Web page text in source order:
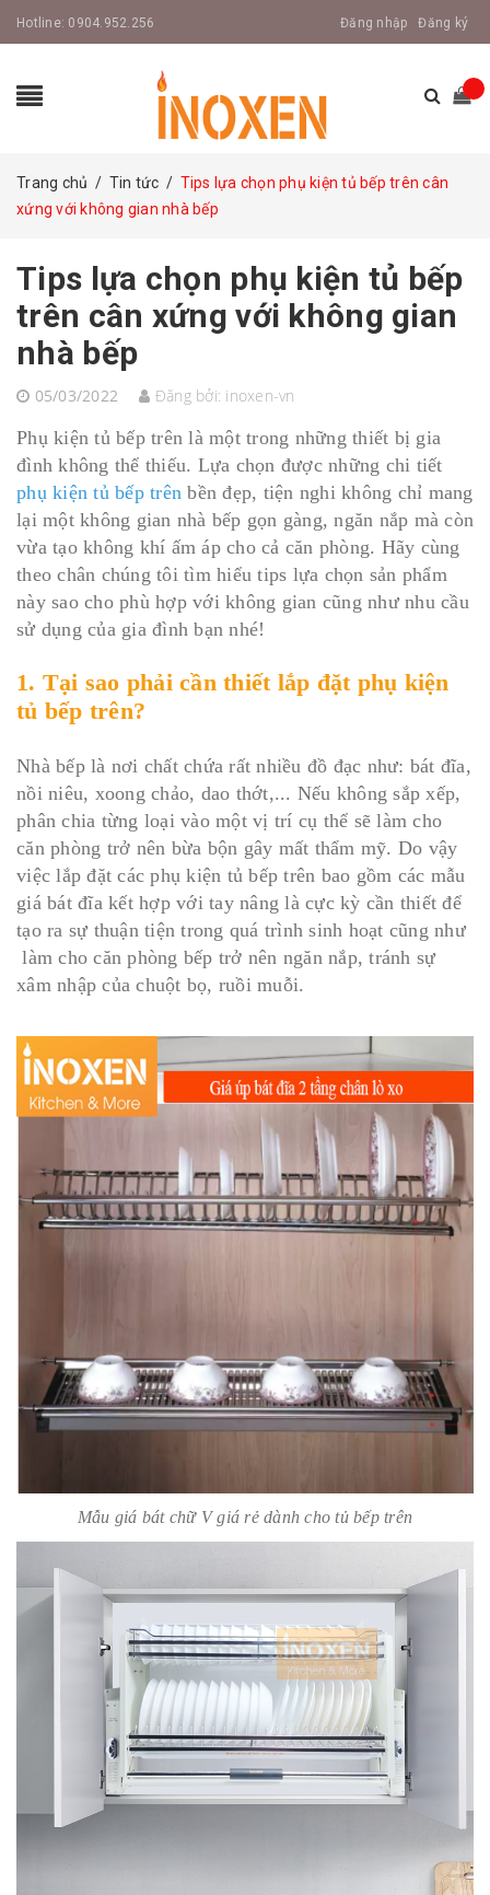
Hotline: 0904.952.256 Đăng nhập Đăng ký
Trang chủ / Tin tức / Tips lựa chọn phụ kiện tủ bếp trên cân
xứng với không gian nhà bếp
Tips lựa chọn phụ kiện tủ bếp
trên cân xứng với không gian
nhà bếp
05/03/2022 Đăng bởi: inoxen-vn
Phụ kiện tủ bếp trên là một trong những thiết bị gia
đình không thể thiếu. Lựa chọn được những chi tiết
phụ kiện tủ bếp trên bền đẹp, tiện nghi không chỉ mang
lại một không gian nhà bếp gọn gàng, ngăn nắp mà còn
vừa tạo không khí ấm áp cho cả căn phòng. Hãy cùng
theo chân chúng tôi tìm hiểu tips lựa chọn sản phẩm
này sao cho phù hợp với không gian cũng như nhu cầu
sử dụng của gia đình bạn nhé!
1. Tại sao phải cần thiết lắp đặt phụ kiện
tủ bếp trên?
Nhà bếp là nơi chất chứa rất nhiều đồ đạc như: bát đĩa,
nồi niêu, xoong chảo, dao thớt,... Nếu không sắp xếp,
phân chia từng loại vào một vị trí cụ thể sẽ làm cho
căn phòng trở nên bừa bộn gây mất thẩm mỹ. Do vậy
việc lắp đặt các phụ kiện tủ bếp trên bao gồm các mẫu
giá bát đĩa kết hợp với tay nâng là cực kỳ cần thiết để
tạo ra sự thuận tiện trong quá trình sinh hoạt cũng như
làm cho căn phòng bếp trở nên ngăn nắp, tránh sự
xâm nhập của chuột bọ, ruồi muỗi.
Mẫu giá bát chữ V giá rẻ dành cho tủ bếp trên